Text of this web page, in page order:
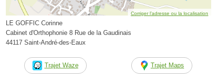
Corriger l’adresse ou la localisation
LE GOFFIC Corinne
Cabinet d'Orthophonie 8 Rue de la Gaudinais
44117 Saint-André-des-Eaux
Trajet Waze Trajet Maps